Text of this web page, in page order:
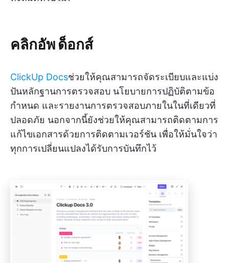
คลิกอัพ ด็อกส์
ClickUp Docsช่วยให้คุณสามารถจัดระเบียบและแบ่ง
ปันหลักฐานการตรวจสอบ นโยบายการปฏิบัติตามข้อ
กำหนด และรายงานการตรวจสอบภายในในที่เดียวที่
ปลอดภัย นอกจากนี้ยังช่วยให้คุณสามารถติดตามการ
แก้ไขเอกสารด้วยการติดตามเวอร์ชัน เพื่อให้มั่นใจว่า
ทุกการเปลี่ยนแปลงได้รับการบันทึกไว้